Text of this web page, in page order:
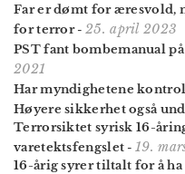
Far er dømt for æresvold,
for terror- 25. april 2023
PST fant bombemanual
2021
Har myndighetene
Høyere sikkerhet også
Terrorsiktet syrisk 16-
varetektsfengslet -19.
16-årig syrer tiltalt for å